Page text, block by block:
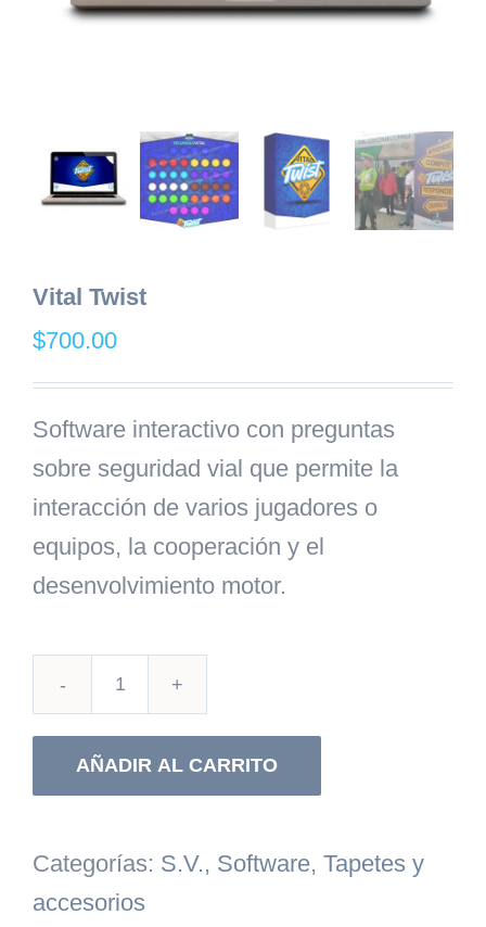
Vital Twist
$700.00
Software interactivo con preguntas
sobre seguridad vial que permite la
interacción de varios jugadores o
equipos, la cooperación y el
desenvolvimiento motor.
Twist
cantidad
AÑADIR AL CARRITO
Categorías: S.V., Software, Tapetes y
accesorios